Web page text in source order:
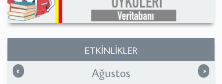
ETKİNLİKLER
« Önceki »
Ağustos